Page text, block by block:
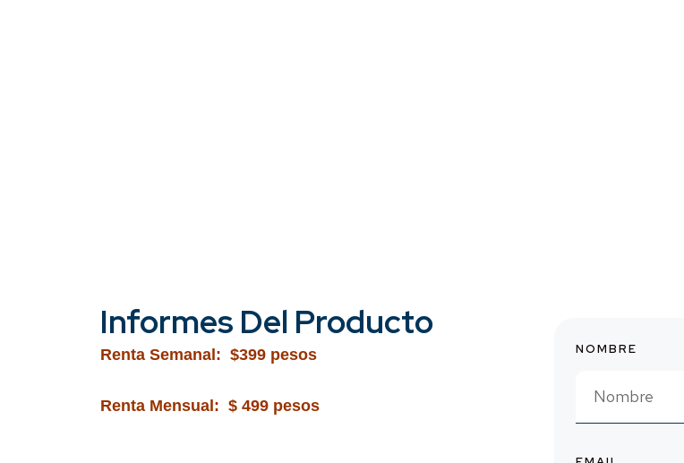
Informes Del Producto
Renta Semanal: $399 pesos
Renta Mensual: $ 499 pesos
NOMBRE